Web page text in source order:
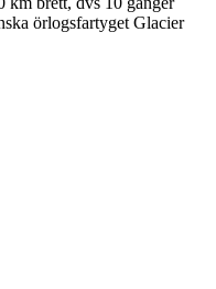
örlogsfartyget Glacier